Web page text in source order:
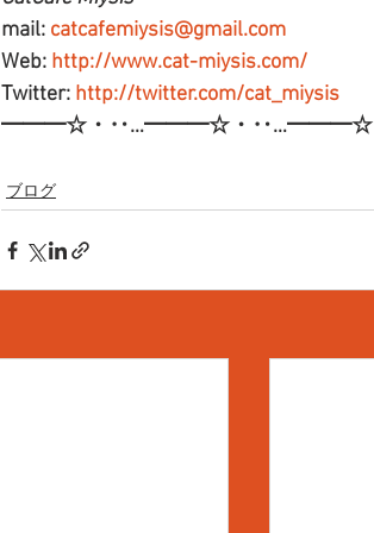
mail: catcafemiysis@gmail.com
Web: http://www.cat-miysis.com/
Twitter: http://twitter.com/cat_miysis
━━━☆・‥…━━━☆・‥…━━━☆
ブログ